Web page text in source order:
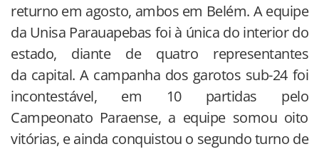
returno em agosto, ambos em Belém. A equipe
da Unisa Parauapebas foi à única do interior do
estado, diante de quatro representantes
da capital. A campanha dos garotos sub-24 foi
incontestável, em 10 partidas pelo
Campeonato Paraense, a equipe somou oito
vitórias, e ainda conquistou o segundo turno de